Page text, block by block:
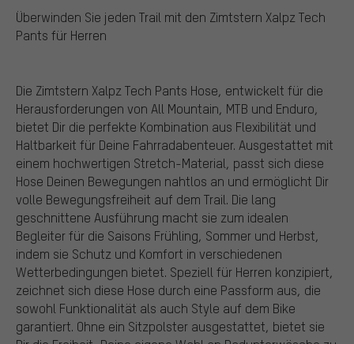
Überwinden Sie jeden Trail mit den Zimtstern Xalpz Tech
Pants für Herren
Die Zimtstern Xalpz Tech Pants Hose, entwickelt für die
Herausforderungen von All Mountain, MTB und Enduro,
bietet Dir die perfekte Kombination aus Flexibilität und
Haltbarkeit für Deine Fahrradabenteuer. Ausgestattet mit
einem hochwertigen Stretch-Material, passt sich diese
Hose Deinen Bewegungen nahtlos an und ermöglicht Dir
volle Bewegungsfreiheit auf dem Trail. Die lang
geschnittene Ausführung macht sie zum idealen
Begleiter für die Saisons Frühling, Sommer und Herbst,
indem sie Schutz und Komfort in verschiedenen
Wetterbedingungen bietet. Speziell für Herren konzipiert,
zeichnet sich diese Hose durch eine Passform aus, die
sowohl Funktionalität als auch Style auf dem Bike
garantiert. Ohne ein Sitzpolster ausgestattet, bietet sie